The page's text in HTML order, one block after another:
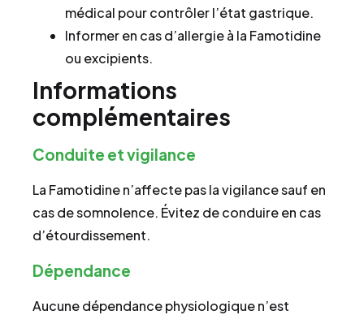
médical pour contrôler l’état gastrique.
Informer en cas d’allergie à la Famotidine
ou excipients.
Informations
complémentaires
Conduite et vigilance
La Famotidine n’affecte pas la vigilance sauf en
cas de somnolence. Évitez de conduire en cas
d’étourdissement.
Dépendance
Aucune dépendance physiologique n’est